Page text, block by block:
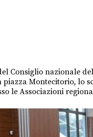
Consiglio nazionale
Montecitorio, lo
le Associazioni